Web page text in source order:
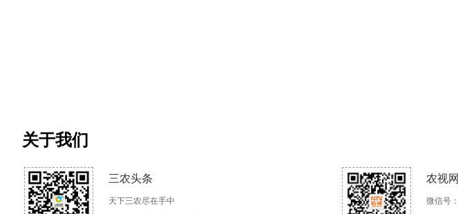
关于我们
三农头条
天下三农尽在手中
农视
微信号